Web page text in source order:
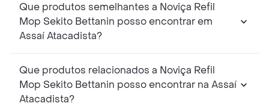
Que produtos semelhantes a Noviça Refil
Mop Sekito Bettanin posso encontrar em
Assaí Atacadista?
Que produtos relacionados a Noviça Refil
Mop Sekito Bettanin posso encontrar na Assaí
Atacadista?